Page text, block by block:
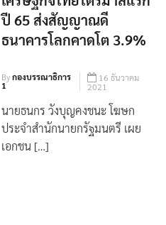
ปี 65 ส่งสัญญาณดี
ธนาคารโลกคาดโต 3.9%
Byกองบรรณาธิการ
1
16 ธันวาคม
2021
นายธนกร วังบุญคงชนะ โฆษก
ประจำสำนักนายกรัฐมนตรี เผย
เอกชน […]